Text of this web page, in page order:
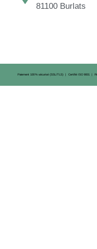
81100 Burlats
Paiement 100 % sécurisé (SSL/TLS) | Certifié ISO 9001 |